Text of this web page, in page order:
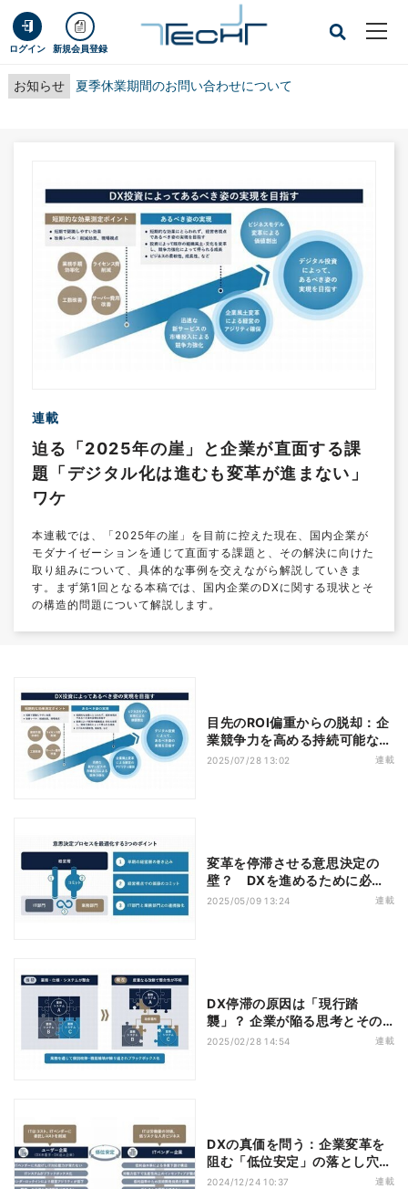
ログイン 新規会員登録
お知らせ 夏季休業期間のお問い合わせについて
連載
迫る「2025年の崖」と企業が直面する課
題「デジタル化は進むも変革が進まない」
ワケ
本連載では、「2025年の崖」を目前に控えた現在、国内企業が
モダナイゼーションを通じて直面する課題と、その解決に向けた
取り組みについて、具体的な事例を交えながら解説していきま
す。まず第1回となる本稿では、国内企業のDXに関する現状とそ
の構造的問題について解説します。
目先のROI偏重からの脱却：企
業競争力を高める持続可能な投
資戦略とは
2025/07/28 13:02 連載
変革を停滞させる意思決定の
壁？ DXを進めるために必要
な視点
2025/05/09 13:24 連載
DX停滞の原因は「現行踏
襲」？ 企業が陥る思考とその
打開策
2025/02/28 14:54 連載
DXの真価を問う：企業変革を
阻む「低位安定」の落とし穴と
経営層の役割
2024/12/24 10:37 連載